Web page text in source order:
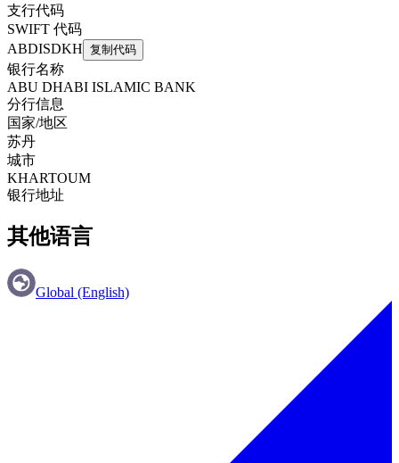
支行代码
SWIFT 代码
ABDISDKH 复制代码
银行名称
ABU DHABI ISLAMIC BANK
分行信息
国家/地区
苏丹
城市
KHARTOUM
银行地址
其他语言
Global (English)